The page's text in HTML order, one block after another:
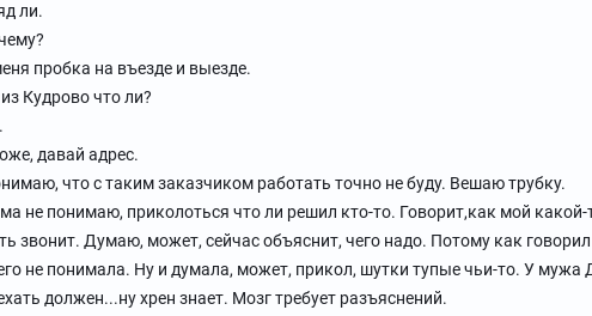
ли.
пробка на въезде и выезде.
Кудрово что ли?
давай адрес.
что с таким заказчиком работать точно не буду. Вешаю трубку.
не понимаю, приколоться что ли решил кто-то. Говорит,как мой
звонит. Думаю, может, сейчас объяснит, чего надо. Потому как
не понимала. Ну и думала, может, прикол, шутки тупые чьи-то. У мужа
должен...ну хрен знает. Мозг требует разъяснений.